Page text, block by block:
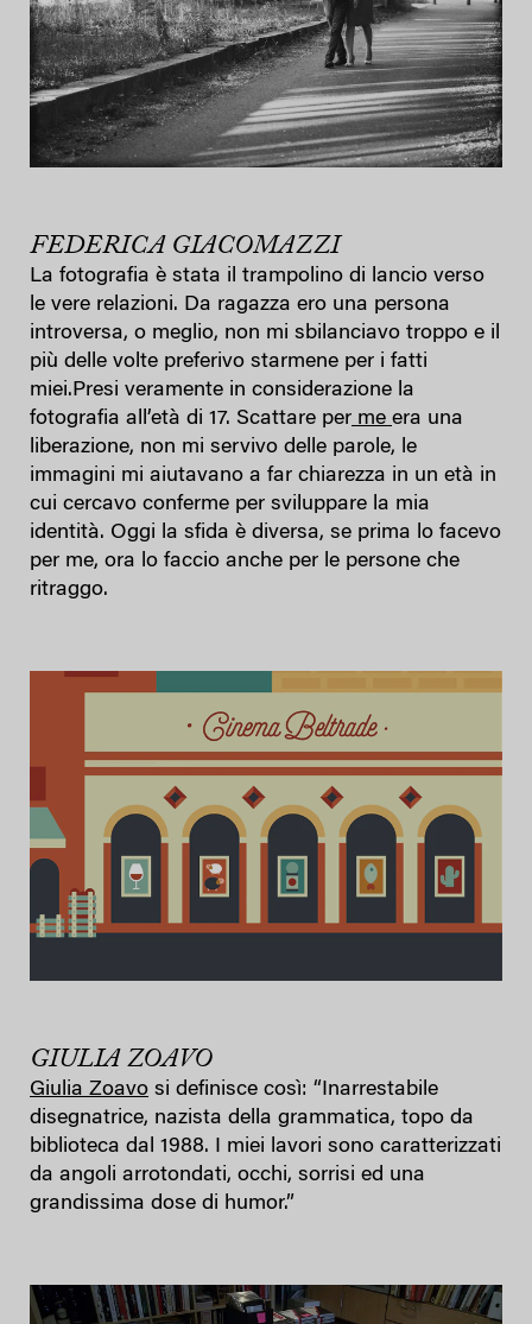
FEDERICA GIACOMAZZI
La fotografia è stata il trampolino di lancio verso
le vere relazioni. Da ragazza ero una persona
introversa, o meglio, non mi sbilanciavo troppo e il
più delle volte preferivo starmene per i fatti
miei.Presi veramente in considerazione la
fotografia all’età di 17. Scattare per me era una
liberazione, non mi servivo delle parole, le
immagini mi aiutavano a far chiarezza in un età in
cui cercavo conferme per sviluppare la mia
identità. Oggi la sfida è diversa, se prima lo facevo
per me, ora lo faccio anche per le persone che
ritraggo.
GIULIA ZOAVO
Giulia Zoavo si definisce così: “Inarrestabile
disegnatrice, nazista della grammatica, topo da
biblioteca dal 1988. I miei lavori sono caratterizzati
da angoli arrotondati, occhi, sorrisi ed una
grandissima dose di humor.”